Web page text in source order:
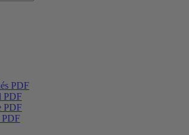
PDF
PDF
PDF
PDF